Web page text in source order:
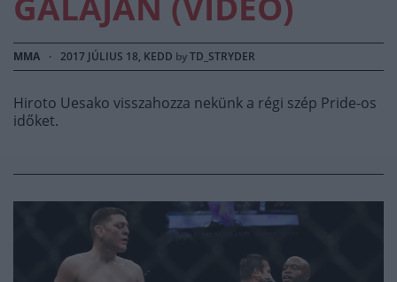
MMA · 2017 JÚLIUS 18, KEDD byTD_STRYDER
Hiroto Uesako visszahozza nekünk a régi szép Pride-os
időket.